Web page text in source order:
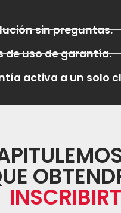
sin preguntas.
de uso de garantía.
activa a un solo